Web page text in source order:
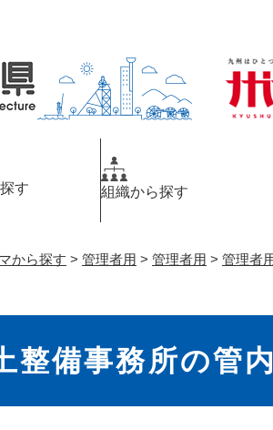
す 組織から探す
から探す > 管理者用 > 管理者用 > 管理者
整備事務所の管